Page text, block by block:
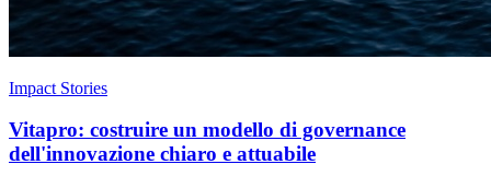
Impact Stories
Vitapro: costruire un modello di governance
dell'innovazione chiaro e attuabile